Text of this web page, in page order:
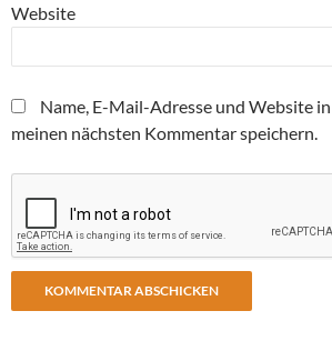
Website
Name, E-Mail-Adresse und Website
meinen nächsten Kommentar speichern.